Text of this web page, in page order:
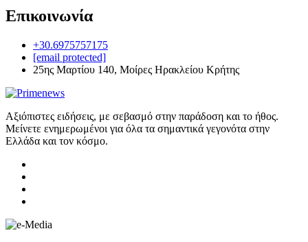
Επικοινωνία
+30.6975757175
[email protected]
25ης Μαρτίου 140, Μοίρες Ηρακλείου Κρήτης
Αξιόπιστες ειδήσεις, με σεβασμό στην παράδοση και το ήθος.
Μείνετε ενημερωμένοι για όλα τα σημαντικά γεγονότα στην
Ελλάδα και τον κόσμο.